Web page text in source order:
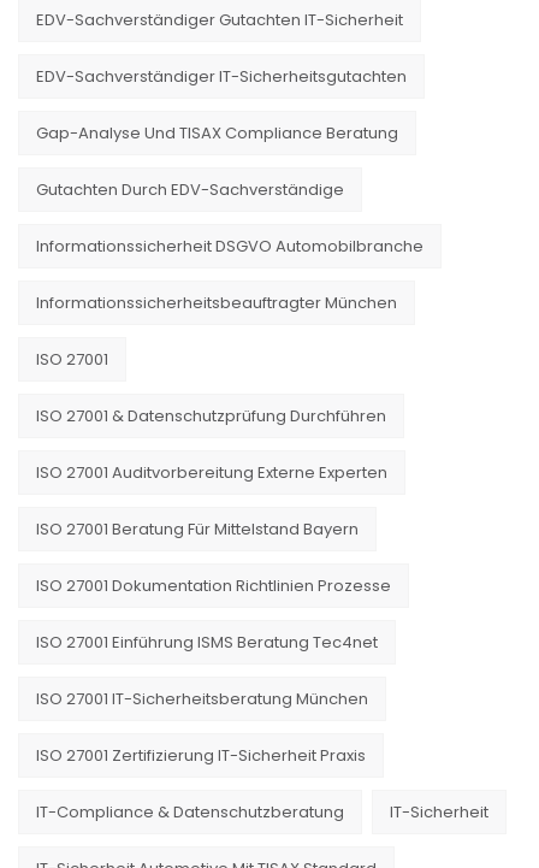
EDV-Sachverständiger Gutachten IT-Sicherheit
EDV-Sachverständiger IT-Sicherheitsgutachten
Gap-Analyse Und TISAX Compliance Beratung
Gutachten Durch EDV-Sachverständige
Informationssicherheit DSGVO Automobilbranche
Informationssicherheitsbeauftragter München
ISO 27001
ISO 27001 & Datenschutzprüfung Durchführen
ISO 27001 Auditvorbereitung Externe Experten
ISO 27001 Beratung Für Mittelstand Bayern
ISO 27001 Dokumentation Richtlinien Prozesse
ISO 27001 Einführung ISMS Beratung Tec4net
ISO 27001 IT-Sicherheitsberatung München
ISO 27001 Zertifizierung IT-Sicherheit Praxis
IT-Compliance & Datenschutzberatung IT-Sicherheit